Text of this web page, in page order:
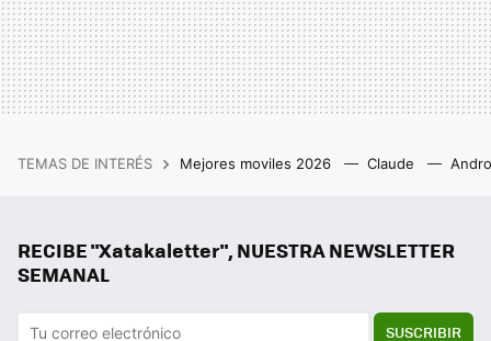
TEMAS DE INTERÉS Mejores moviles 2026 Claude
RECIBE "Xatakaletter", NUESTRA NEWSLETTER
SEMANAL
SUSCRIBIR